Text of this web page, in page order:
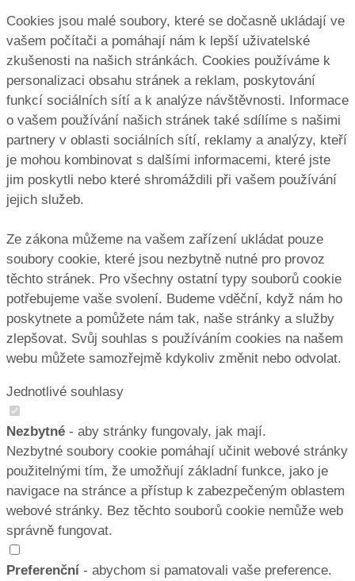
Cookies jsou malé soubory, které se dočasně ukládají ve
vašem počítači a pomáhají nám k lepší uživatelské
zkušenosti na našich stránkách. Cookies používáme k
personalizaci obsahu stránek a reklam, poskytování
funkcí sociálních sítí a k analýze návštěvnosti. Informace
o vašem používání našich stránek také sdílíme s našimi
partnery v oblasti sociálních sítí, reklamy a analýzy, kteří
je mohou kombinovat s dalšími informacemi, které jste
jim poskytli nebo které shromáždili při vašem používání
jejich služeb.
Ze zákona můžeme na vašem zařízení ukládat pouze
soubory cookie, které jsou nezbytně nutné pro provoz
těchto stránek. Pro všechny ostatní typy souborů cookie
potřebujeme vaše svolení. Budeme vděční, když nám ho
poskytnete a pomůžete nám tak, naše stránky a služby
zlepšovat. Svůj souhlas s používáním cookies na našem
webu můžete samozřejmě kdykoliv změnit nebo odvolat.
Jednotlivé souhlasy
Nezbytné - aby stránky fungovaly, jak mají.
Nezbytné soubory cookie pomáhají učinit webové stránky
použitelnými tím, že umožňují základní funkce, jako je
navigace na stránce a přístup k zabezpečeným oblastem
webové stránky. Bez těchto souborů cookie nemůže web
správně fungovat.
Preferenční - abychom si pamatovali vaše preference.